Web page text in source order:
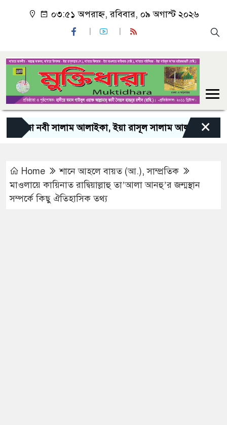
০৩:৫১ অপরাহ্ন, রবিবার, ০৯ অগাস্ট ২০২৬
নবী সালাম আলাইকা, ইয়া রাসূল সালাম আলাইকা, ইয়া ×
Home শানে আহলে বায়ত (আ.),সাম্প্রতিক
মাওলায়ে কায়িনাত রাদ্বিয়াল্লাহু তা’আলা আনহু’র জন্মস্থান
সম্পর্কে কিছু ঐতিহাসিক তথ্য